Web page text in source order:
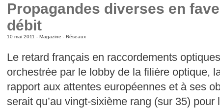
Propagandes diverses en
débit
10 mai 2011 - Magazine - Réseaux
Le retard français en raccordements
orchestrée par le lobby de la filière optique,
rapport aux attentes européennes et à ses
serait qu’au vingt-sixième rang (sur 35)